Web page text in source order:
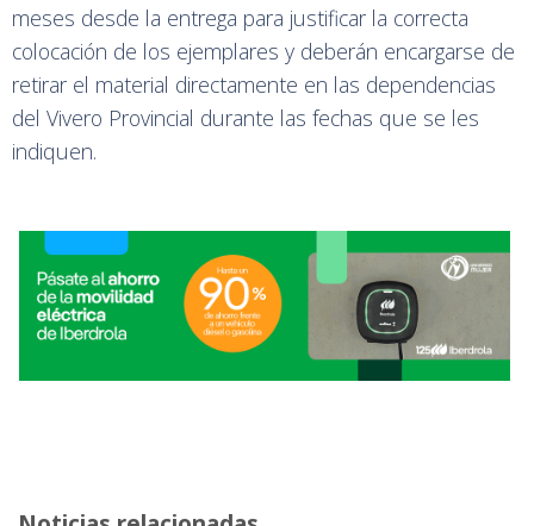
meses desde la entrega para justificar la correcta
colocación de los ejemplares y deberán encargarse de
retirar el material directamente en las dependencias
del Vivero Provincial durante las fechas que se les
indiquen.